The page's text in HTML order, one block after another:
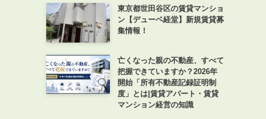
東京都世田谷区の賃貸マンショ
ン【デューベ経堂】新規賃貸募
集情報！
亡くなった親の不動産、すべて
把握できていますか？2026年
開始「所有不動産記録証明制
度」とは|賃貸アパート・賃貸
マンション経営の知識